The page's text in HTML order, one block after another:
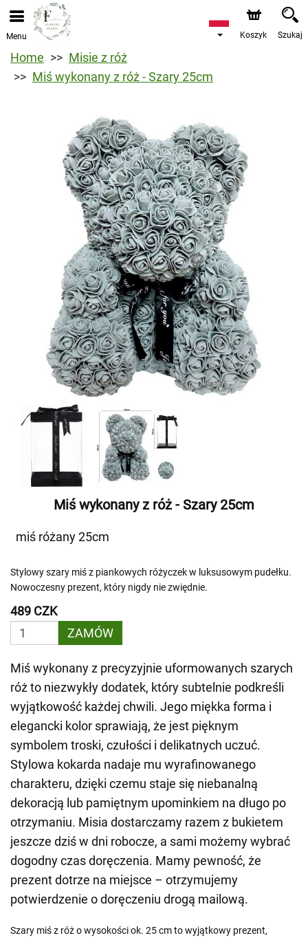
Menu Koszyk Szukaj
Home
Misie z róż
Miś wykonany z róż - Szary 25cm
Miś wykonany z róż - Szary 25cm
miś różany 25cm
Stylowy szary miś z piankowych różyczek w luksusowym pudełku.
Nowoczesny prezent, który nigdy nie zwiędnie.
489 CZK
ZAMÓW
Miś wykonany z precyzyjnie uformowanych szarych
róż to niezwykły dodatek, który subtelnie podkreśli
wyjątkowość każdej chwili. Jego miękka forma i
elegancki kolor sprawiają, że jest pięknym
symbolem troski, czułości i delikatnych uczuć.
Stylowa kokarda nadaje mu wyrafinowanego
charakteru, dzięki czemu staje się niebanalną
dekoracją lub pamiętnym upominkiem na długo po
otrzymaniu. Misia dostarczamy razem z bukietem
jeszcze dziś w dni robocze, a sami możemy wybrać
dogodny czas doręczenia. Mamy pewność, że
prezent dotrze na miejsce – otrzymujemy
potwierdzenie o doręczeniu drogą mailową.
Szary miś z róż o wysokości ok. 25 cm to wyjątkowy prezent,